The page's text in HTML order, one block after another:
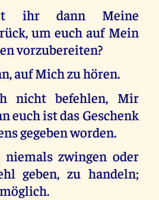
ihr dann Meine
um euch auf Mein
vorzubereiten?
auf Mich zu hören.
nicht befehlen, Mir
euch ist das Geschenk
gegeben worden.
zwingen oder
geben, zu handeln;